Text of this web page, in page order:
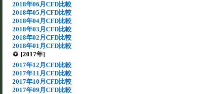
2018年06月CFD比較
2018年05月CFD比較
2018年04月CFD比較
2018年03月CFD比較
2018年02月CFD比較
2018年01月CFD比較
[2017年]
2017年12月CFD比較
2017年11月CFD比較
2017年10月CFD比較
2017年09月CFD比較